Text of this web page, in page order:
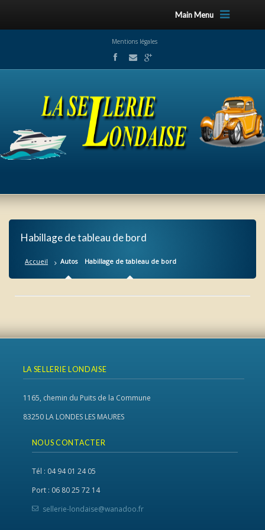
Main Menu
Mentions légales
Habillage de tableau de bord
Accueil Autos Habillage de tableau de bord
LA SELLERIE LONDAISE
1165, chemin du Puits de la Commune
83250 LA LONDES LES MAURES
NOUS CONTACTER
Tél : 04 94 01 24 05
Port : 06 80 25 72 14
sellerie-londaise@wanadoo.fr